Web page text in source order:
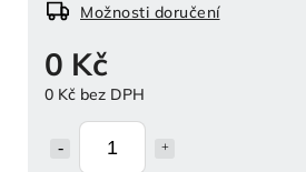
0 Kč
0 Kč bez DPH
Možnosti doručení